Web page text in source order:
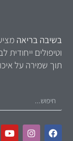
בשיבה בריאה
וטיפולים ייחודית
תוך שמירה על